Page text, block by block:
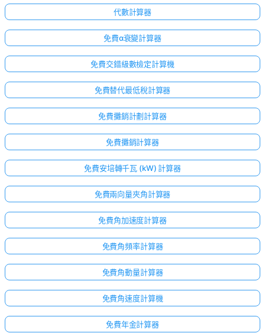
代數計算器
免費α衰變計算器
免費交錯級數檢定計算機
免費替代最低稅計算器
免費攤銷計劃計算器
免費攤銷計算器
免費安培轉千瓦 (kW) 計算器
免費兩向量夾角計算器
免費角加速度計算器
免費角頻率計算器
免費角動量計算器
免費角速度計算機
免費年金計算器